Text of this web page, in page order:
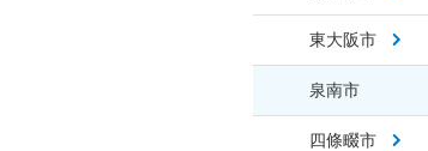
東大阪市
泉南市
四條畷市